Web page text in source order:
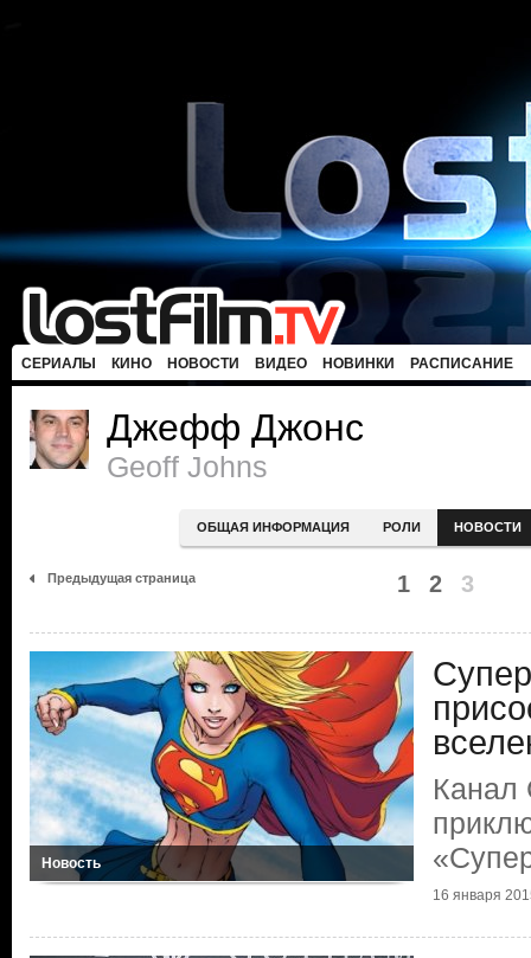
СЕРИАЛЫ КИНО НОВОСТИ ВИДЕО НОВИНКИ РАСПИСАНИЕ
Джефф Джонс
Geoff Johns
ОБЩАЯ ИНФОРМАЦИЯ РОЛИ НОВОСТИ
Предыдущая страница 1 2 3
Новость
Канал
16 января